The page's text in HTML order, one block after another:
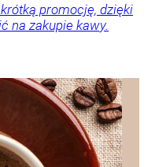
promocję, dzięki
na zakupie kawy.